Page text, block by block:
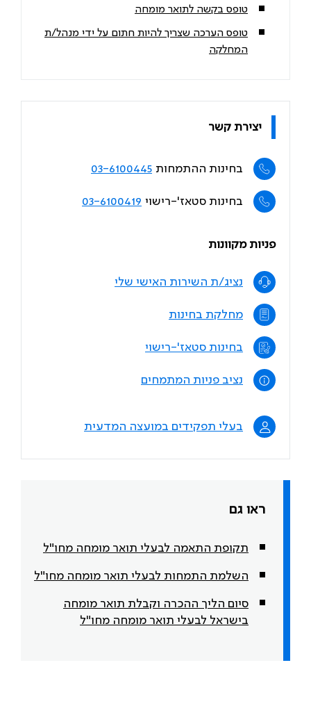
טופס בקשה לתואר מומחה
טופס הערכה שצריך להיות חתום על ידי מנהל/ת
המחלקה
יצירת קשר
בחינות ההתמחות 03-6100445
בחינות סטאז'-רישוי 03-6100419
פניות מקוונות
נציג/ת השירות האישי שלי
מחלקת בחינות
בחינות סטאז'-רישוי
נציב פניות המתמחים
בעלי תפקידים במועצה המדעית
ראו גם
תקופת התאמה לבעלי תואר מומחה מחו"ל
השלמת התמחות לבעלי תואר מומחה מחו"ל
סיום הליך ההכרה וקבלת תואר מומחה
בישראל לבעלי תואר מומחה מחו"ל